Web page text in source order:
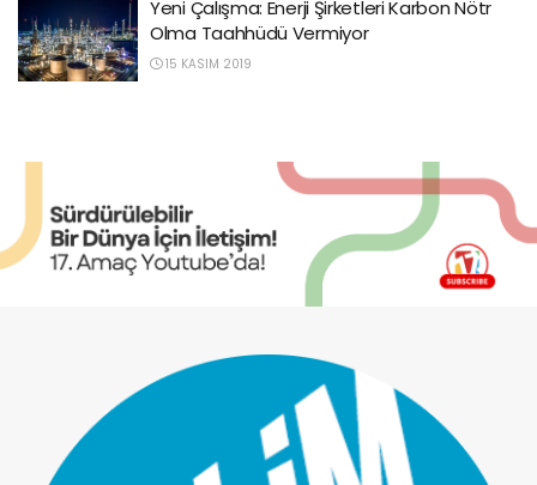
Yeni Çalışma: Enerji Şirketleri Karbon Nötr
Olma Taahhüdü Vermiyor
15 KASIM 2019